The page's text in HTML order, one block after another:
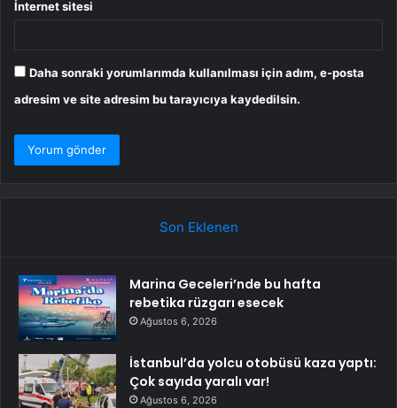
İnternet sitesi
Daha sonraki yorumlarımda kullanılması için adım, e-posta
adresim ve site adresim bu tarayıcıya kaydedilsin.
Son Eklenen
Marina Geceleri’nde bu hafta
rebetika rüzgarı esecek
Ağustos 6, 2026
İstanbul’da yolcu otobüsü kaza yaptı:
Çok sayıda yaralı var!
Ağustos 6, 2026